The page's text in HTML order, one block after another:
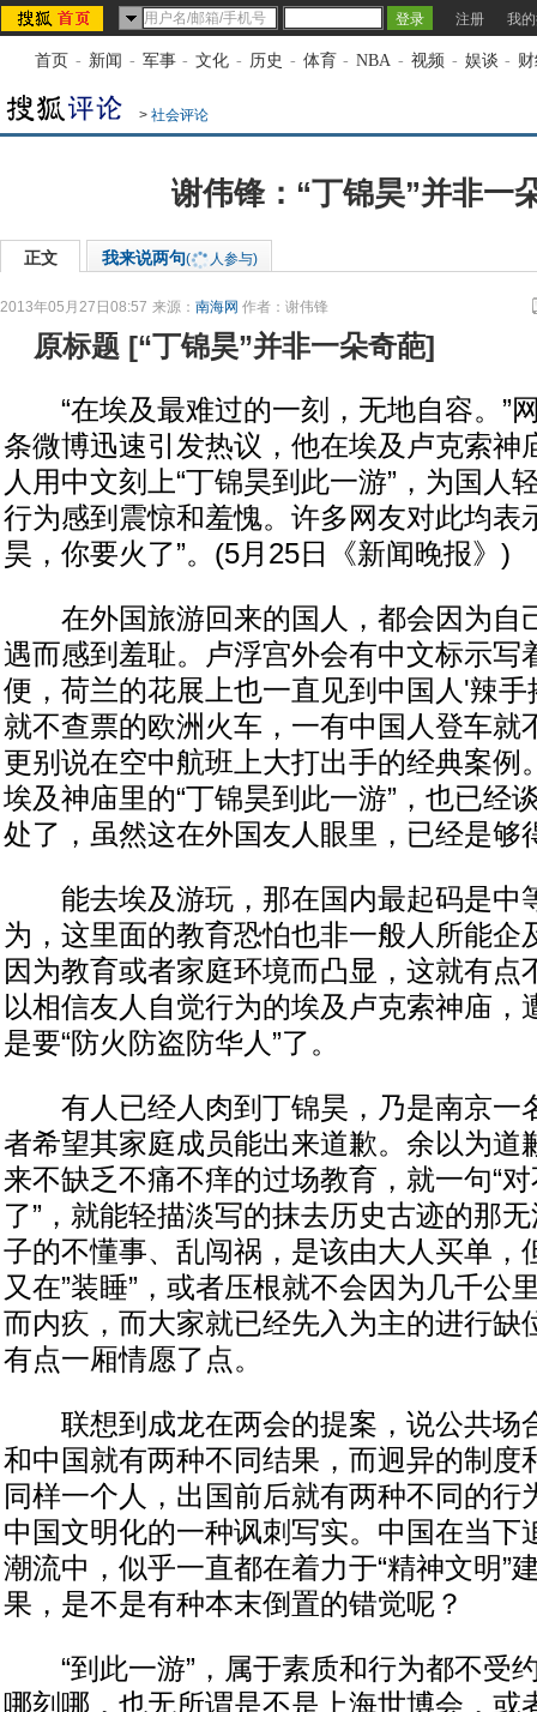
注册 我
首页 - 新闻 - 军事 - 文化 - 历史 - 体育 - NBA - 视频 - 娱谈 -
> 社会评论
谢伟锋：“丁锦昊”并非一
正文 我来说两句( 人参与)
2013年05月27日08:57 来源： 南海网 作者：谢伟锋
原标题 [“丁锦昊”并非一朵奇葩]
“在埃及最难过的一刻，无地自容。”网
条微博迅速引发热议，他在埃及卢克索神
人用中文刻上“丁锦昊到此一游”，为国人
行为感到震惊和羞愧。许多网友对此均表
昊，你要火了”。(5月25日《新闻晚报》)
在外国旅游回来的国人，都会因为自
遇而感到羞耻。卢浮宫外会有中文标示写
便，荷兰的花展上也一直见到中国人'辣
就不查票的欧洲火车，一有中国人登车就
更别说在空中航班上大打出手的经典案例
埃及神庙里的“丁锦昊到此一游”，也已经
处了，虽然这在外国友人眼里，已经是够
能去埃及游玩，那在国内最起码是中
为，这里面的教育恐怕也非一般人所能企
因为教育或者家庭环境而凸显，这就有点
以相信友人自觉行为的埃及卢克索神庙，
是要“防火防盗防华人”了。
有人已经人肉到丁锦昊，乃是南京一
者希望其家庭成员能出来道歉。余以为道
来不缺乏不痛不痒的过场教育，就一句“
了”，就能轻描淡写的抹去历史古迹的那
子的不懂事、乱闯祸，是该由大人买单，
又在”装睡”，或者压根就不会因为几千公
而内疚，而大家就已经先入为主的进行缺
有点一厢情愿了点。
联想到成龙在两会的提案，说公共场
和中国就有两种不同结果，而迥异的制度
同样一个人，出国前后就有两种不同的行
中国文明化的一种讽刺写实。中国在当下
潮流中，似乎一直都在着力于“精神文明”
果，是不是有种本末倒置的错觉呢？
“到此一游”，属于素质和行为都不受
哪刻哪，也无所谓是不是上海世博会，或